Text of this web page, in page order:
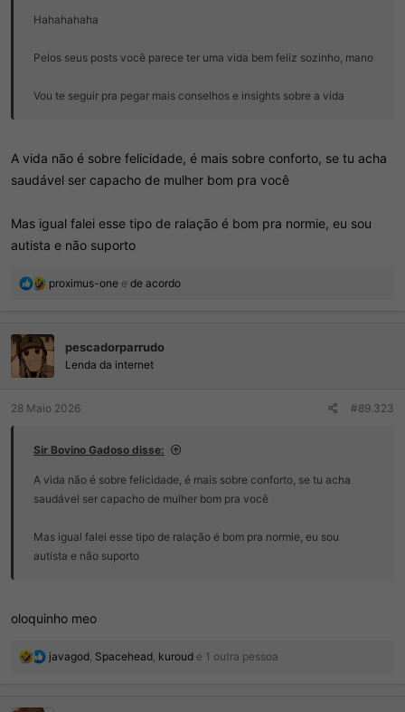
Hahahahaha
Pelos seus posts você parece ter uma vida bem feliz sozinho, mano
Vou te seguir pra pegar mais conselhos e insights sobre a vida
A vida não é sobre felicidade, é mais sobre conforto, se tu acha
saudável ser capacho de mulher bom pra você
Mas igual falei esse tipo de ralação é bom pra normie, eu sou
autista e não suporto
R
ç
õ
e
s
proximus-one e de acordo
pescadorparrudo
Lenda da internet
28 Maio 2026 #89.323
Sir Bovino Gadoso disse:
A vida não é sobre felicidade, é mais sobre conforto, se tu acha
saudável ser capacho de mulher bom pra você
Mas igual falei esse tipo de ralação é bom pra normie, eu sou
autista e não suporto
oloquinho meo
R
javagod, Spacehead, kuroud e 1 outra pessoa